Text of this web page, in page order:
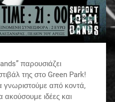
παρουσιάζει
της στο Green Park!
γνωριστούμε από κοντά,
ιδέες και